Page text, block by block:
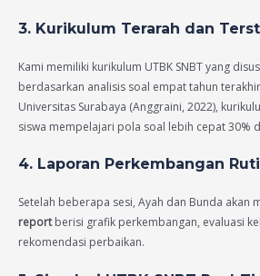
3. Kurikulum Terarah dan
Kami memiliki kurikulum UTBK SNBT yang
berdasarkan analisis soal empat tahun
Universitas Surabaya (Anggraini, 2022),
siswa mempelajari pola soal lebih cepat 30%
4. Laporan Perkembangan
Setelah beberapa sesi, Ayah dan Bunda akan
reportberisi grafik perkembangan, evaluasi
rekomendasi perbaikan.